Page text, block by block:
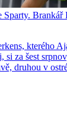
Sparty. Brankář
kterého
si za šest
druhou v